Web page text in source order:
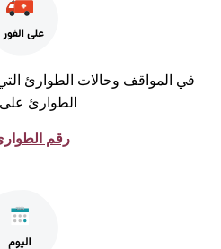
المواقف وحالات الطوارئ التي
الطوارئ على الفور.
رقم الطوارئ 112